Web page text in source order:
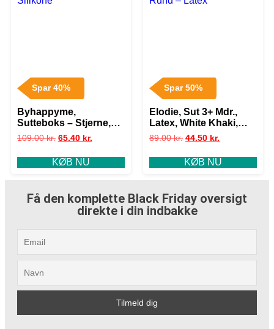
Spar 40%
Byhappyme,
Sutteboks – Stjerne,
Silikone
109.00kr. 65.40 kr.
KØB NU
Spar 50%
Elodie, Sut 3+ Mdr.,
Latex, White Khaki,
Rund – Latex
89.00kr. 44.50 kr.
KØB NU
Få den komplette Black Friday oversigt
direkte i din indbakke